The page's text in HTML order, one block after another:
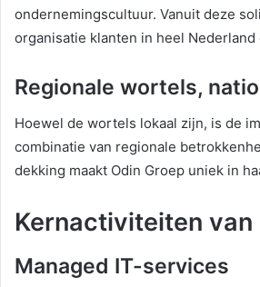
ondernemingscultuur. Vanuit deze
organisatie klanten in heel Nederland
Regionale wortels,
Hoewel de wortels lokaal zijn, is de
combinatie van regionale
dekking maakt Odin Groep uniek in
Kernactiviteiten van
Managed IT-services